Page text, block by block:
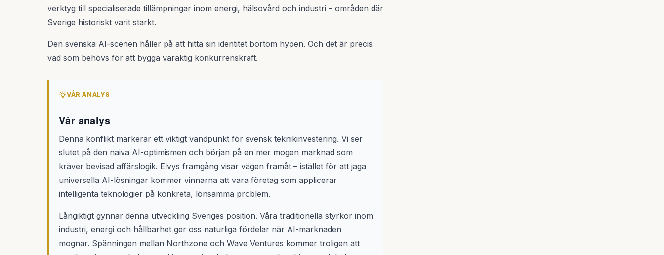
verktyg till specialiserade tillämpningar inom energi, hälsovård och industri – områden där
Sverige historiskt varit starkt.
Den svenska AI-scenen håller på att hitta sin identitet bortom hypen. Och det är precis
vad som behövs för att bygga varaktig konkurrenskraft.
VÅR ANALYS
Vår analys
Denna konflikt markerar ett viktigt vändpunkt för svensk teknikinvestering. Vi ser
slutet på den naiva AI-optimismen och början på en mer mogen marknad som
kräver bevisad affärslogik. Elvys framgång visar vägen framåt – istället för att jaga
universella AI-lösningar kommer vinnarna att vara företag som applicerar
intelligenta teknologier på konkreta, lönsamma problem.
Långiktigt gynnar denna utveckling Sveriges position. Våra traditionella styrkor inom
industri, energi och hållbarhet ger oss naturliga fördelar när AI-marknaden
mognar. Spänningen mellan Northzone och Wave Ventures kommer troligen att